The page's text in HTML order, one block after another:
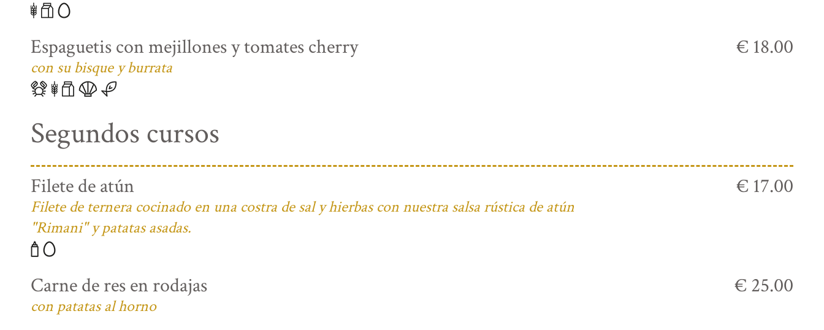
Espaguetis con mejillones y tomates cherry
con su bisque y burrata
€ 18.00
Segundos cursos
Filete de atún
Filete de ternera cocinado en una costra de sal y hierbas con nuestra salsa rústica de atún
"Rimani" y patatas asadas.
€ 17.00
Carne de res en rodajas
con patatas al horno
€ 25.00